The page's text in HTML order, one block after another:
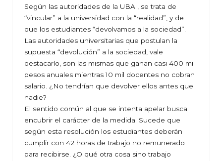
Según las autoridades de la UBA , se trata de
“vincular” a la universidad con la “realidad”, y de
que los estudiantes “devolvamos a la sociedad”.
Las autoridades universitarias que postulan la
supuesta “devolución” a la sociedad, vale
destacarlo, son las mismas que ganan casi 400 mil
pesos anuales mientras 10 mil docentes no cobran
salario. ¿No tendrían que devolver ellos antes que
nadie?
El sentido común al que se intenta apelar busca
encubrir el carácter de la medida. Sucede que
según esta resolución los estudiantes deberán
cumplir con 42 horas de trabajo no remunerado
para recibirse. ¿O qué otra cosa sino trabajo